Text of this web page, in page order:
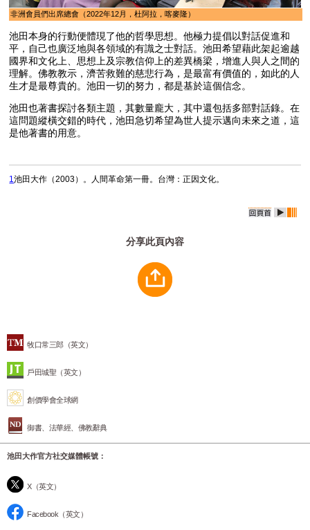
牧口常三郎（英文）
戶田城聖（英文）
創價學會全球網
御書、法華經、佛教辭典
池田大作官方社交媒體帳號：
X（英文）
Facebook（英文）
非洲會員們出席總會（2022年12月，杜阿拉，喀麥隆）
池田本身的行動便體現了他的哲學思想。他極力提倡以對話促進和
平，自己也廣泛地與各領域的有識之士對話。池田希望藉此架起逾越
國界和文化上、思想上及宗教信仰上的差異橋梁，增進人與人之間的
理解。佛教教示，濟苦救難的慈悲行為，是最富有價值的，如此的人
生才是最尊貴的。池田一切的努力，都是基於這個信念。
池田也著書探討各類主題，其數量龐大，其中還包括多部對話錄。在
這問題縱橫交錯的時代，池田急切希望為世人提示邁向未來之道，這
是他著書的用意。
1池田大作（2003）。 人間革命第一冊。台灣：正因文化。
分享此頁內容